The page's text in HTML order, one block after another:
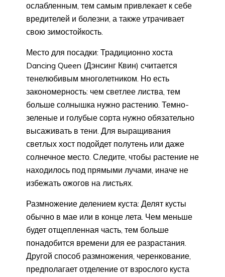
ослабленным, тем самым привлекает к себе
вредителей и болезни, а также утрачивает
свою зимостойкость.
Место для посадки: Традиционно хоста
Dancing Queen (Дэнсинг Квин) считается
тенелюбивым многолетником. Но есть
закономерность: чем светлее листва, тем
больше солнышка нужно растению. Темно-
зеленые и голубые сорта нужно обязательно
высаживать в тени. Для выращивания
светлых хост подойдет полутень или даже
солнечное место. Следите, чтобы растение не
находилось под прямыми лучами, иначе не
избежать ожогов на листьях.
Размножение делением куста: Делят кусты
обычно в мае или в конце лета. Чем меньше
будет отщепленная часть, тем больше
понадобится времени для ее разрастания.
Другой способ размножения, черенкование,
предполагает отделение от взрослого куста